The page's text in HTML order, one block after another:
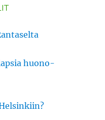
huono-